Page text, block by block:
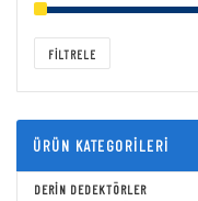
FILTRELE
ÜRÜN KATEGORILERI
DERIN DEDEKTÖRLER